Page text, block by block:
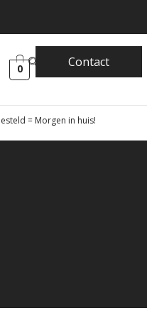
0 Contact
= Morgen in huis!